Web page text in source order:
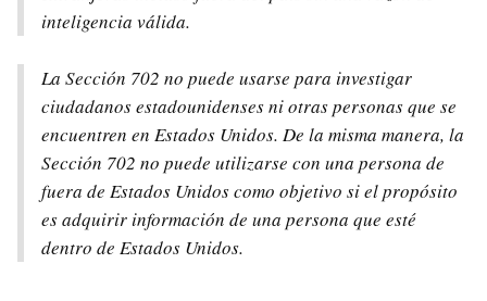
inteligencia válida.
La Sección 702 no puede usarse para investigar
ciudadanos estadounidenses ni otras personas que se
encuentren en Estados Unidos. De la misma manera, la
Sección 702 no puede utilizarse con una persona de
fuera de Estados Unidos como objetivo si el propósito
es adquirir información de una persona que esté
dentro de Estados Unidos.